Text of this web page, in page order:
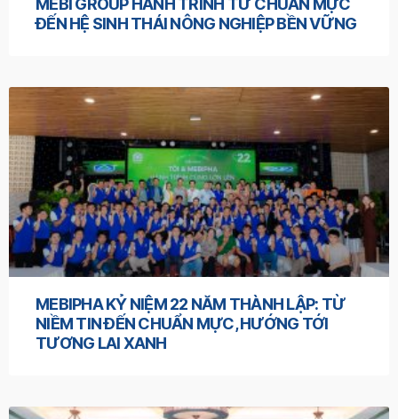
MEBI GROUP HÀNH TRÌNH TỪ CHUẨN MỰC
ĐẾN HỆ SINH THÁI NÔNG NGHIỆP BỀN VỮNG
MEBIPHA KỶ NIỆM 22 NĂM THÀNH LẬP: TỪ
NIỀM TIN ĐẾN CHUẨN MỰC, HƯỚNG TỚI
TƯƠNG LAI XANH